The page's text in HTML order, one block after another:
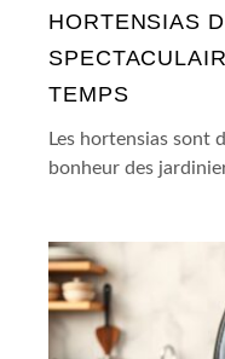
HORTENSIAS
TEMPS
Les hortensias sont
bonheur des